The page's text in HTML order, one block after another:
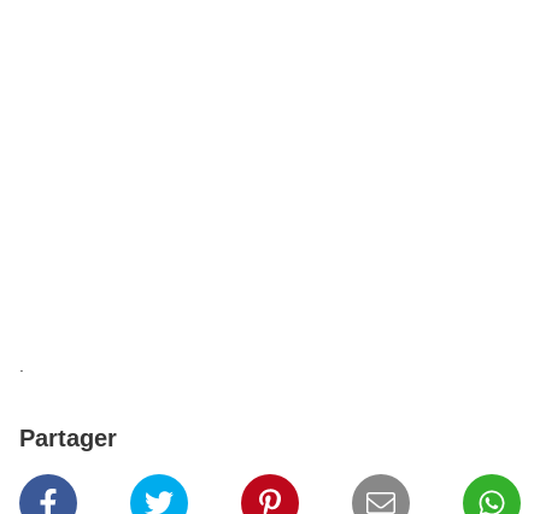
Partager